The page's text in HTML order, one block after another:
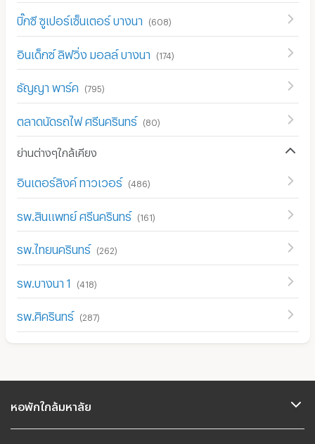
บิ๊กซี ซูเปอร์เซ็นเตอร์ บางนา (608)
อินเด็กซ์ ลิฟวิ่ง มอลล์ บางนา (174 )
ธัญญา พาร์ค (795)
ตลาดนัดรถไฟ ศรีนครินทร์ (80)
ย่านต่างๆใกล้เคียง
อินเตอร์ลิงค์ ทาวเวอร์ (486)
รพ.สินแพทย์ ศรีนครินทร์ (161)
รพ.ไทยนครินทร์ (262)
รพ.บางนา 1 (418)
รพ.ศิครินทร์ (287)
หอพักใกล้มหาลัย